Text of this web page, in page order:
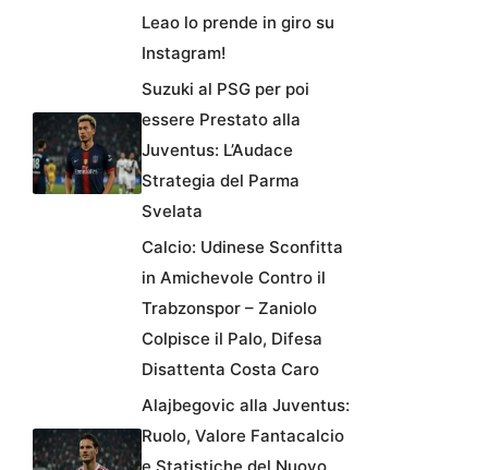
Leao lo prende in giro su
Instagram!
Suzuki al PSG per poi
essere Prestato alla
Juventus: L’Audace
Strategia del Parma
Svelata
Calcio: Udinese Sconfitta
in Amichevole Contro il
Trabzonspor – Zaniolo
Colpisce il Palo, Difesa
Disattenta Costa Caro
Alajbegovic alla Juventus:
Ruolo, Valore Fantacalcio